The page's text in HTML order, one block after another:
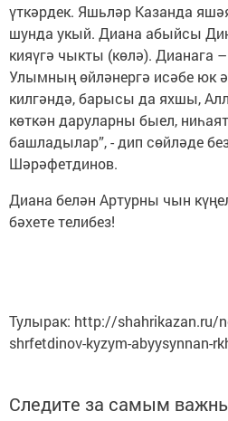
үткәрдек. Яшьләр Казанда
шунда укый. Диана абыйсы
кияүгә чыкты (көлә). Дианага
Улымның өйләнергә исәбе юк
килгәндә, барысы да яхшы,
көткән даруларны быел,
башладылар”, - дип сөйләде
Шәрәфетдинов.
Диана белән Артурны чын
бәхете телибез!
Тулырак: http://shahrikazan.ru/
shrfetdinov-kyzym-abyysynnan-
Следите за самым